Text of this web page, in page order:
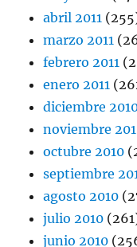
abril 2011
marzo 2011
febrero 2011
enero 2011
diciembre
noviembre
octubre 2010
septiembre
agosto 2010
julio 2010
junio 2010